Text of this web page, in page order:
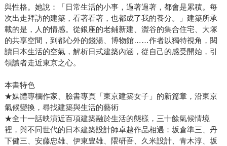
與性格。她說：「日常生活的小事，過著過著，都會是累積。每
次出走拜訪的建築，看著看著，也都成了我的養分。」建築所承
載的是，人的情感。從銀座的老鋪新建、澀谷的集合住宅、大塚
的共享空間，到都心外的錢湯、博物館……作者以獨特視角，閱
讀日本生活的空氣，解析日式建築內涵，從自己的感受開始，引
領讀者走近東京之心。
本書特色
★媒體專欄作家、臉書專頁「東京建築女子」的新篇章，沿東京
氣候變換，尋找建築與生活的藝術
★全十一話映演近百項建築融於生活的態樣，三十餘氣候情境
裡，與不同世代的日本建築設計師卓越作品相遇：坂倉準三、丹
下健三、安藤忠雄、伊東豊雄、隈研吾、久米設計、青木淳、坂